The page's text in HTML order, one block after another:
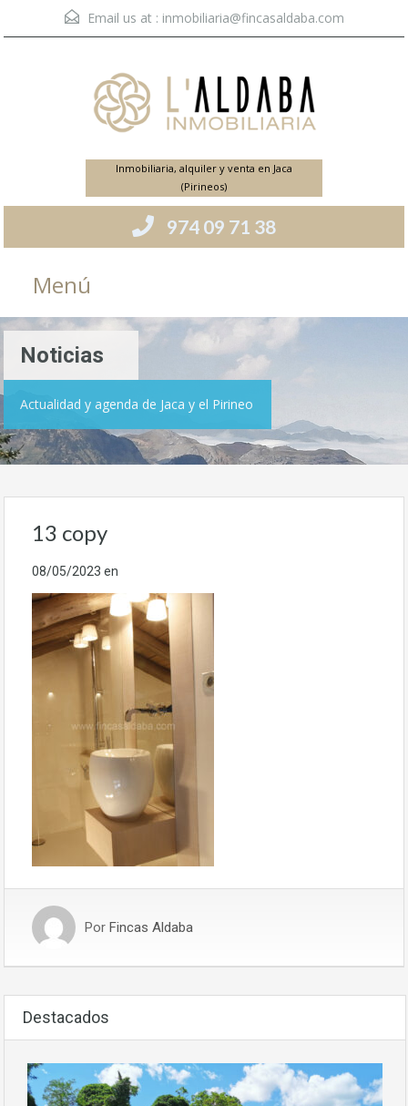
Email us at : inmobiliaria@fincasaldaba.com
Inmobiliaria, alquiler y venta en Jaca
(Pirineos)
974 09 71 38
Menú
Noticias
Actualidad y agenda de Jaca y el Pirineo
13 copy
08/05/2023 en
Por Fincas Aldaba
Destacados